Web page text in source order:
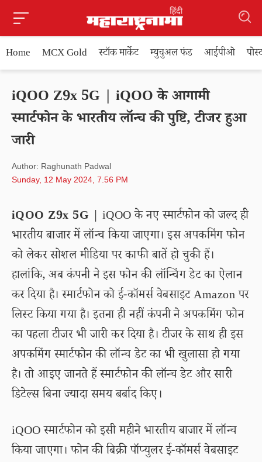
Home MCX Gold स्टॉक मार्केट म्युचुअल फंड आईपीओ
iQOO Z9x 5G | iQOO के आगामी
स्मार्टफोन के भारतीय लॉन्च की पुष्टि, टीजर हुआ
जारी
Author: Raghunath Padwal
Sunday, 12 May 2024, 7.56 PM
iQOO Z9x 5G | iQOO के नए स्मार्टफोन को जल्द ही
भारतीय बाजार में लॉन्च किया जाएगा। इस अपकमिंग फोन
को लेकर सोशल मीडिया पर काफी बातें हो चुकी हैं।
हालांकि, अब कंपनी ने इस फोन की लॉन्चिंग डेट का ऐलान
कर दिया है। स्मार्टफोन को ई-कॉमर्स वेबसाइट Amazon पर
लिस्ट किया गया है। इतना ही नहीं कंपनी ने अपकमिंग फोन
का पहला टीजर भी जारी कर दिया है। टीजर के साथ ही इस
अपकमिंग स्मार्टफोन की लॉन्च डेट का भी खुलासा हो गया
है। तो आइए जानते हैं स्मार्टफोन की लॉन्च डेट और सारी
डिटेल्स बिना ज्यादा समय बर्बाद किए।
iQOO स्मार्टफोन को इसी महीने भारतीय बाजार में लॉन्च
किया जाएगा। फोन की बिक्री पॉप्युलर ई-कॉमर्स वेबसाइट